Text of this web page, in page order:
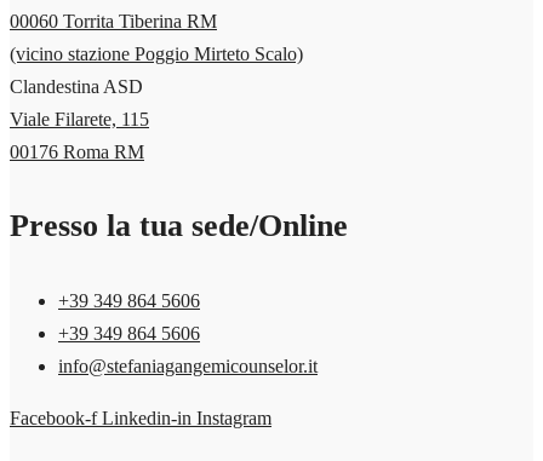
00060 Torrita Tiberina RM
(vicino stazione Poggio Mirteto Scalo)
Clandestina ASD
Viale Filarete, 115
00176 Roma RM
Presso la tua sede/Online
+39 349 864 5606‬
+39 349 864 5606‬
info@stefaniagangemicounselor.it
Facebook-f Linkedin-in Instagram